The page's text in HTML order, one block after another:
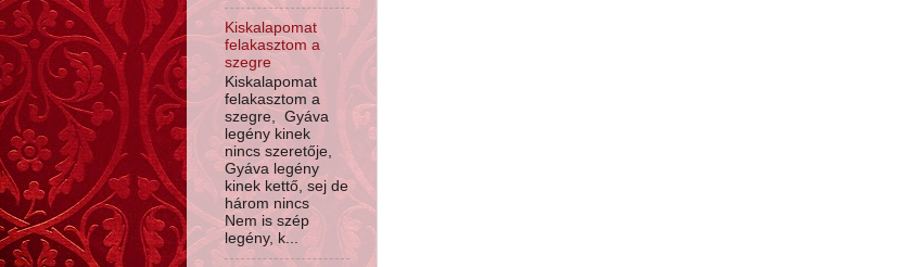
Kiskalapomat
felakasztom a
szegre
Kiskalapomat
felakasztom a
szegre, Gyáva
legény kinek
nincs szeretője,
Gyáva legény
kinek kettő, sej de
három nincs
Nem is szép
legény, k...